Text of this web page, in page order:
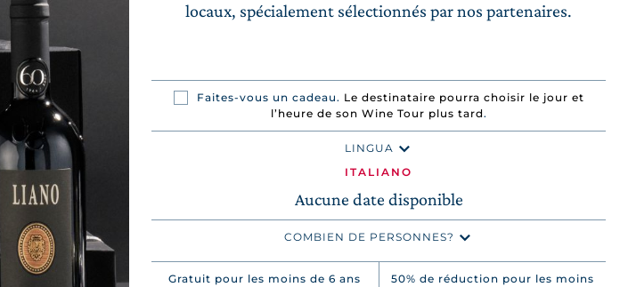
locaux, spécialement sélectionnés par nos partenaires.
Faites-vous un cadeau. Le destinataire pourra choisir le jour et
l’heure de son Wine Tour plus tard.
LINGUA
ITALIANO
Aucune date disponible
COMBIEN DE PERSONNES?
Gratuit pour les moins de 6 ans
50% de réduction pour les moins